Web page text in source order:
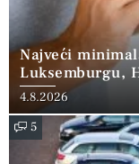
Najveći
Luksemburgu,
4.8.2026
5